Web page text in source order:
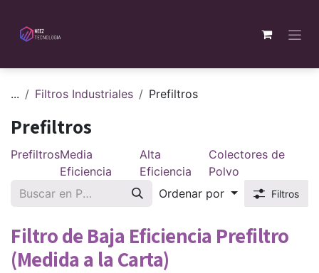
... Filtros Industriales Prefiltros
Prefiltros
PrefiltrosMedia
Eficiencia
Alta
Eficiencia
Colectores de
Polvo
Ordenar por
Filtros
Filtro de Baja Eficiencia Prefiltro
(Medida a la Carta)